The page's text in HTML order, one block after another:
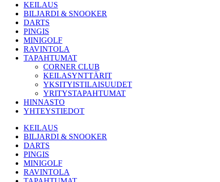
KEILAUS
BILJARDI & SNOOKER
DARTS
PINGIS
MINIGOLF
RAVINTOLA
TAPAHTUMAT
CORNER CLUB
KEILASYNTTÄRIT
YKSITYISTILAISUUDET
YRITYSTAPAHTUMAT
HINNASTO
YHTEYSTIEDOT
KEILAUS
BILJARDI & SNOOKER
DARTS
PINGIS
MINIGOLF
RAVINTOLA